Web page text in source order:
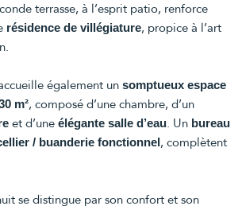
terrasse, à l’esprit patio, renforce
résidence de villégiature, propice à l’art
également un somptueux espace
m², composé d’une chambre, d’un
et d’une élégante salle d’eau. Un bureau
/ buanderie fonctionnel, complètent
se distingue par son confort et son